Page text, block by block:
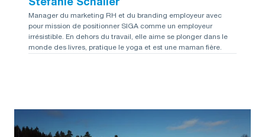
Jobs
Blog
vers le webshop
Stefanie Schaller
Manager du marketing RH et du branding employeur avec
pour mission de positionner SIGA comme un employeur
irrésistible. En dehors du travail, elle aime se plonger dans le
monde des livres, pratique le yoga et est une maman fière.